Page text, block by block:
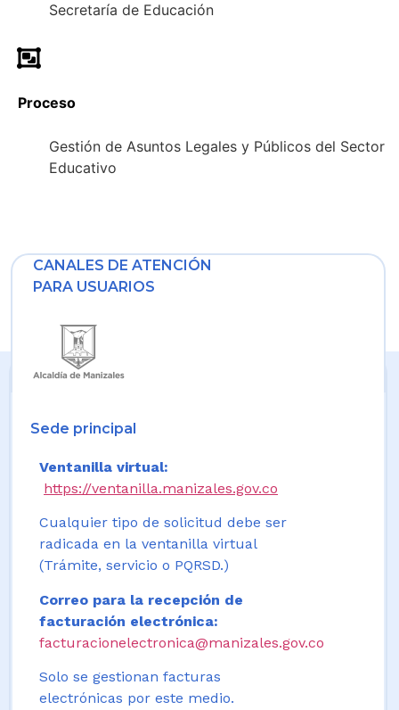
Secretaría de Educación
Proceso
Gestión de Asuntos Legales y Públicos del Sector
Educativo
CANALES DE ATENCIÓN
PARA USUARIOS
Sede principal
Ventanilla virtual:
https://ventanilla.manizales.gov.co
Cualquier tipo de solicitud debe ser
radicada en la ventanilla virtual
(Trámite, servicio o PQRSD.)
Correo para la recepción de
facturación electrónica:
facturacionelectronica@manizales.gov.co
Solo se gestionan facturas
electrónicas por este medio.